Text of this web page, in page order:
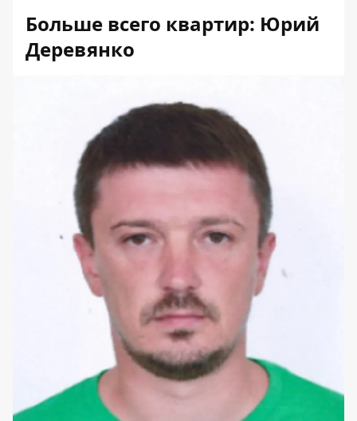
Больше всего квартир: Юрий
Деревянко